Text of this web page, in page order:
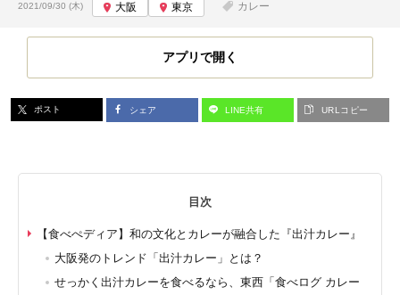
投稿日:
2021/09/30 (木) 大阪 東京 カレー
アプリで開く
ポスト シェア LINE共有 URLコピー
目次
【食べぺディア】和の文化とカレーが融合した『出汁カレー』
大阪発のトレンド「出汁カレー」とは？
せっかく出汁カレーを食べるなら、東西「食べログ カレー